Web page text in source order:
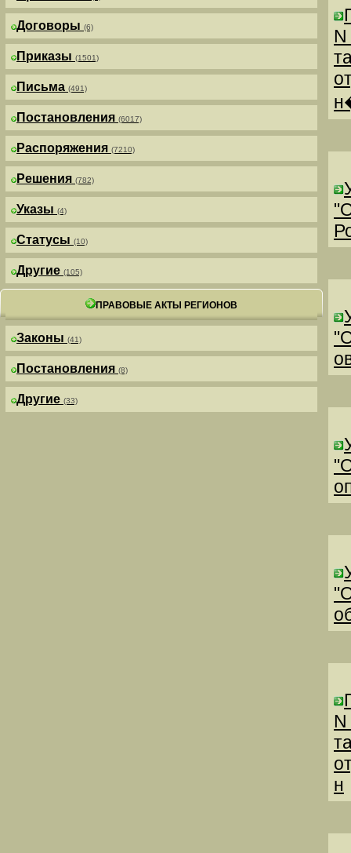
Договоры (6)
Приказы (1501)
Письма (491)
Постановления (6017)
Распоряжения (7210)
Решения (782)
Указы (4)
Статусы (10)
Другие (105)
ПРАВОВЫЕ АКТЫ РЕГИОНОВ
Законы (41)
Постановления (8)
Другие (33)
н